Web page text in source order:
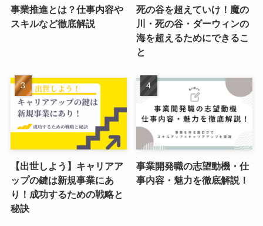
事業推進とは？仕事内容や
スキルなど徹底解説
死の谷を超えていけ！魔の
川・死の谷・ダーウィンの
海を超えるためにできるこ
と
【出世しよう】キャリアア
ップの鍵は新規事業にあ
り！成功するための戦略と
秘訣
事業開発職の志望動機・仕
事内容・魅力を徹底解説！